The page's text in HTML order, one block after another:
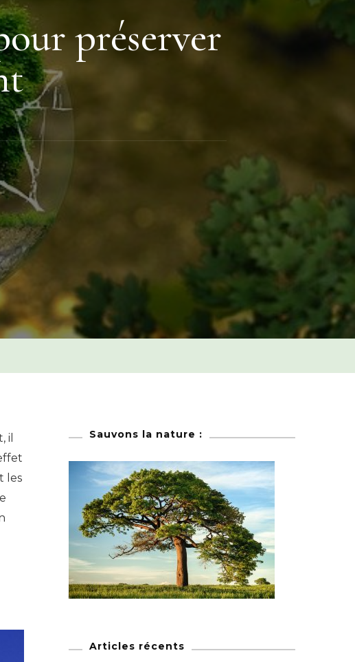
préserver
il
les
Sauvons la nature :
Articles récents